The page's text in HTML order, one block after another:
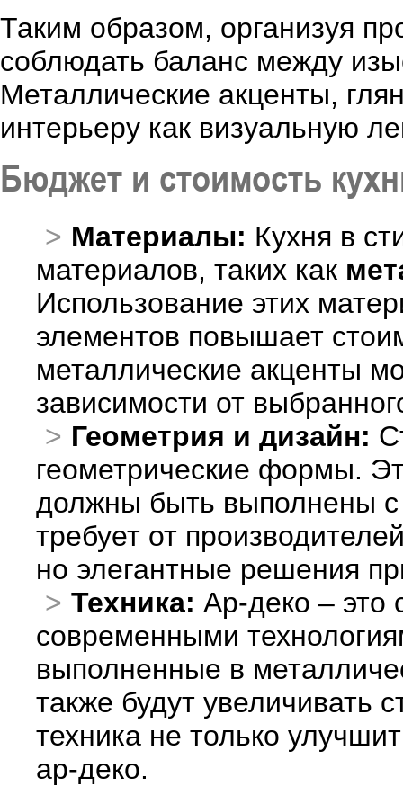
Таким образом, организуя
соблюдать баланс между
Металлические акценты,
интерьеру как визуальную
Бюджет и стоимость
Материалы: Кухня в
материалов, таких как
Использование этих
элементов повышает
металлические акценты
зависимости от
Геометрия и дизайн:
геометрические формы.
должны быть выполнены
требует от
но элегантные решения
Техника: Ар-деко – это
современными
выполненные в
также будут увеличивать
техника не только
ар-деко.